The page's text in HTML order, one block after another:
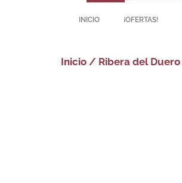
INICIO ¡OFERTAS!
Inicio / Ribera del Duero